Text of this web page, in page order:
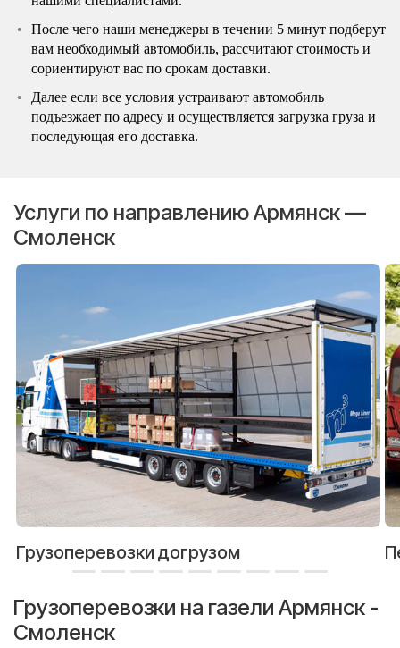
После чего наши менеджеры в течении 5 минут подберут
вам необходимый автомобиль, рассчитают стоимость и
сориентируют вас по срокам доставки.
Далее если все условия устраивают автомобиль
подъезжает по адресу и осуществляется загрузка груза и
последующая его доставка.
Услуги по направлению Армянск —
Смоленск
Грузоперевозки догрузом
Грузоперевозки на газели Армянск -
Смоленск